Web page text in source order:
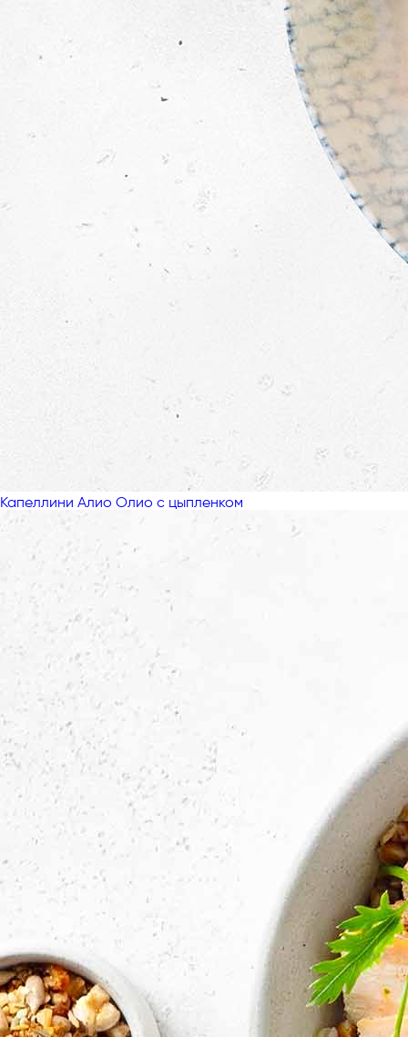
Капеллини Алио Олио с цыпленком